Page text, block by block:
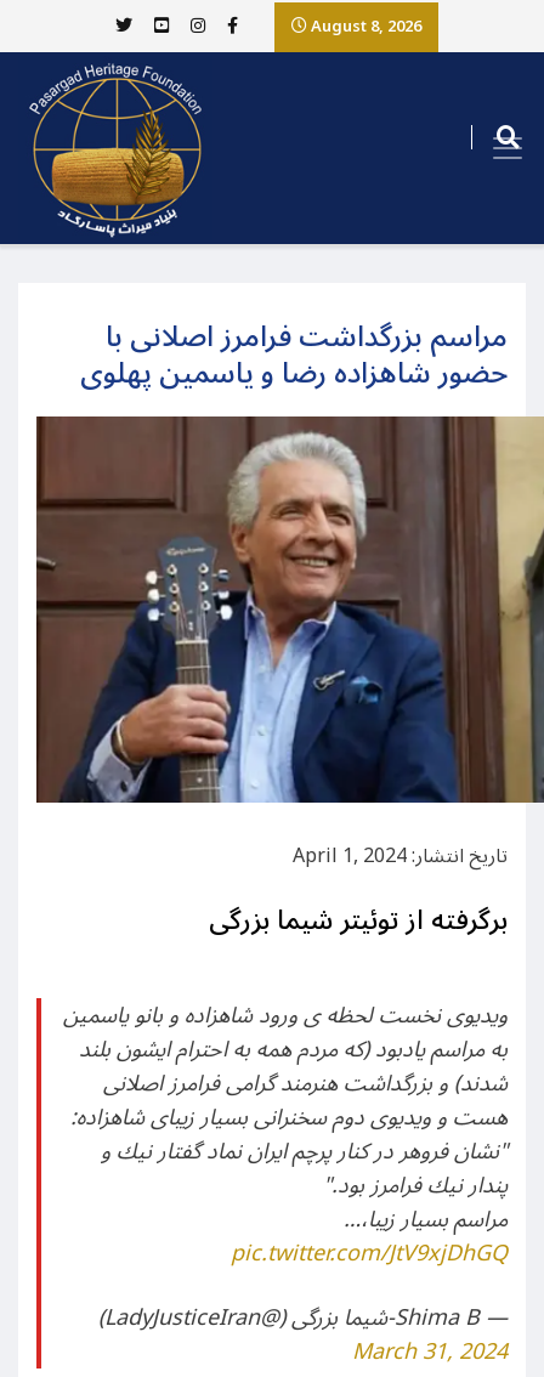
August 8, 2026
مراسم بزرگداشت فرامرز اصلانی با
حضور شاهزاده رضا و یاسمین پهلوی
تاریخ انتشار: April 1, 2024
برگرفته از توئیتر شیما بزرگی
ويديوى نخست لحظه ى ورود شاهزاده و بانو ياسمين
به مراسم يادبود (كه مردم همه به احترام ايشون بلند
شدند) و بزرگداشت هنرمند گرامى فرامرز اصلانى
هست و ويديوى دوم سخنرانى بسيار زيباى شاهزاده:
"نشان فروهر در كنار پرچم ايران نماد گفتار نيك و
پندار نيك فرامرز بود."
مراسم بسيار زيبا،…
pic.twitter.com/JtV9xjDhGQ
— Shima B-شیما بزرگی (@LadyJusticeIran)
March 31, 2024